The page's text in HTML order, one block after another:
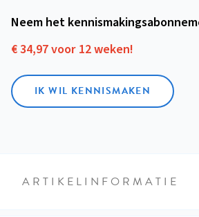
Neem het
€ 34,97 voor 12 weken!
IK WIL KENNISMAKEN
ARTIKELINFORMATIE